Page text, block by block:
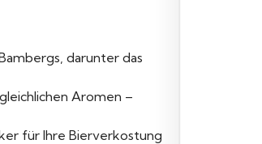
darunter das
Aromen –
für Ihre Bierverkostung